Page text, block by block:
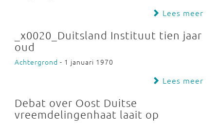
Lees meer
_x0020_Duitsland Instituut tien jaar
oud
Achtergrond - 1 januari 1970
Lees meer
Debat over Oost Duitse
vreemdelingenhaat laait op